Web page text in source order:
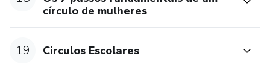
círculo de mulheres
19 Circulos Escolares